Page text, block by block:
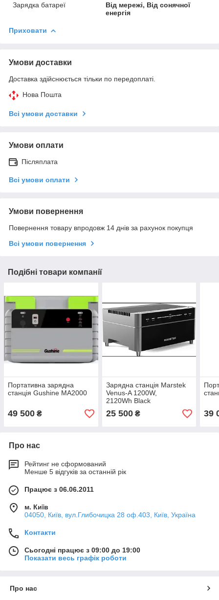
Зарядка батареї
Від мережі, Від сонячної
енергія
Приховати
Умови доставки
Доставка здійснюється тільки по передоплаті.
Нова Пошта
Всі умови доставки
Умови оплати
Післяплата
Всі умови оплати
Умови повернення
Повернення товару впродовж 14 днів за рахунок покупця
Всі умови повернення
Подібні товари компанії
Портативна зарядна
станція Gushine MA2000
49 500 ₴
Зарядна станція Marstek
Venus-A 1200W,
2120Wh Black
25 500₴ 39
Про нас
Рейтинг не сформований
Менше 5 відгуків за останній рік
Працює з 06.06.2011
м. Київ
04050, Київ, вул.Глибочицка 28 оф.403, Київ, Україна
Контакти
Сьогодні працює з 09:00 до 19:00
Показати весь графік роботи
Про нас